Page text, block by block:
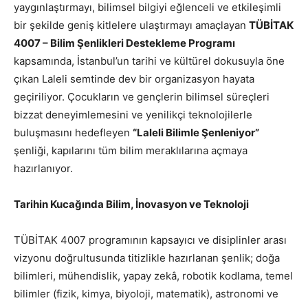
yaygınlaştırmayı, bilimsel bilgiyi eğlenceli ve etkileşimli
bir şekilde geniş kitlelere ulaştırmayı amaçlayan TÜBİTAK
4007 – Bilim Şenlikleri Destekleme Programı
kapsamında, İstanbul’un tarihi ve kültürel dokusuyla öne
çıkan Laleli semtinde dev bir organizasyon hayata
geçiriliyor. Çocukların ve gençlerin bilimsel süreçleri
bizzat deneyimlemesini ve yenilikçi teknolojilerle
buluşmasını hedefleyen “Laleli Bilimle Şenleniyor”
şenliği, kapılarını tüm bilim meraklılarına açmaya
hazırlanıyor.
Tarihin Kucağında Bilim, İnovasyon ve Teknoloji
TÜBİTAK 4007 programının kapsayıcı ve disiplinler arası
vizyonu doğrultusunda titizlikle hazırlanan şenlik; doğa
bilimleri, mühendislik, yapay zekâ, robotik kodlama, temel
bilimler (fizik, kimya, biyoloji, matematik), astronomi ve